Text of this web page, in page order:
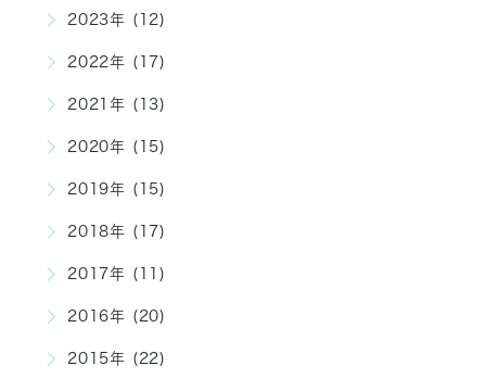
2023年 (12)
2022年 (17)
2021年 (13)
2020年 (15)
2019年 (15)
2018年 (17)
2017年 (11)
2016年 (20)
2015年 (22)